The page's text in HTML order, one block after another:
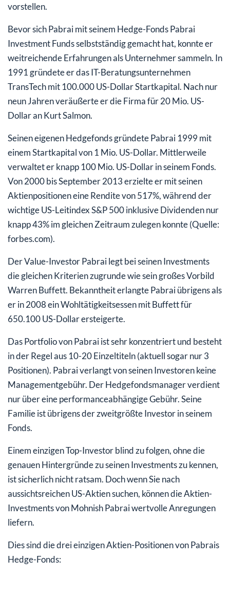
vorstellen.
Bevor sich Pabrai mit seinem Hedge-Fonds Pabrai
Investment Funds selbstständig gemacht hat, konnte er
weitreichende Erfahrungen als Unternehmer sammeln. In
1991 gründete er das IT-Beratungsunternehmen
TransTech mit 100.000 US-Dollar Startkapital. Nach nur
neun Jahren veräußerte er die Firma für 20 Mio. US-
Dollar an Kurt Salmon.
Seinen eigenen Hedgefonds gründete Pabrai 1999 mit
einem Startkapital von 1 Mio. US-Dollar. Mittlerweile
verwaltet er knapp 100 Mio. US-Dollar in seinem Fonds.
Von 2000 bis September 2013 erzielte er mit seinen
Aktienpositionen eine Rendite von 517%, während der
wichtige US-Leitindex S&P 500 inklusive Dividenden nur
knapp 43% im gleichen Zeitraum zulegen konnte (Quelle:
forbes.com).
Der Value-Investor Pabrai legt bei seinen Investments
die gleichen Kriterien zugrunde wie sein großes Vorbild
Warren Buffett. Bekanntheit erlangte Pabrai übrigens als
er in 2008 ein Wohltätigkeitsessen mit Buffett für
650.100 US-Dollar ersteigerte.
Das Portfolio von Pabrai ist sehr konzentriert und besteht
in der Regel aus 10-20 Einzeltiteln (aktuell sogar nur 3
Positionen). Pabrai verlangt von seinen Investoren keine
Managementgebühr. Der Hedgefondsmanager verdient
nur über eine performanceabhängige Gebühr. Seine
Familie ist übrigens der zweitgrößte Investor in seinem
Fonds.
Einem einzigen Top-Investor blind zu folgen, ohne die
genauen Hintergründe zu seinen Investments zu kennen,
ist sicherlich nicht ratsam. Doch wenn Sie nach
aussichtsreichen US-Aktien suchen, können die Aktien-
Investments von Mohnish Pabrai wertvolle Anregungen
liefern.
Dies sind die drei einzigen Aktien-Positionen von Pabrais
Hedge-Fonds: